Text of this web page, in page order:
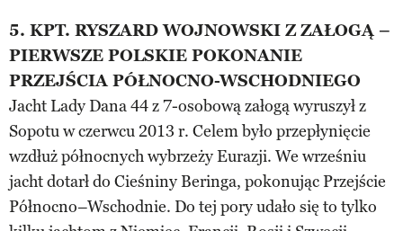
5. KPT. RYSZARD WOJNOWSKI Z ZAŁOGĄ –
PIERWSZE POLSKIE POKONANIE
PRZEJŚCIA PÓŁNOCNO-WSCHODNIEGO
Jacht Lady Dana 44 z 7-osobową załogą wyruszył z
Sopotu w czerwcu 2013 r. Celem było przepłynięcie
wzdłuż północnych wybrzeży Eurazji. We wrześniu
jacht dotarł do Cieśniny Beringa, pokonując Przejście
Północno–Wschodnie. Do tej pory udało się to tylko